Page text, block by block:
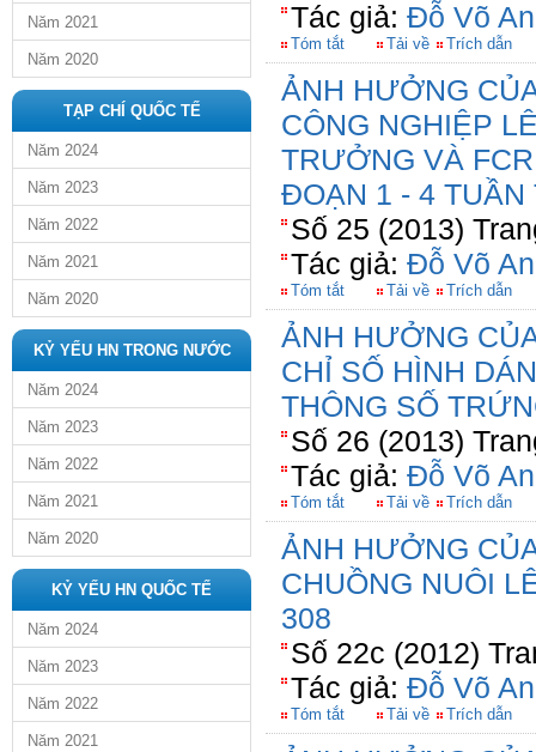
Năm 2021
Năm 2020
TẠP CHÍ QUỐC TẾ
Năm 2024
Năm 2023
Năm 2022
Năm 2021
Năm 2020
KỶ YẾU HN TRONG NƯỚC
Năm 2024
Năm 2023
Năm 2022
Năm 2021
Năm 2020
KỶ YẾU HN QUỐC TẾ
Năm 2024
Năm 2023
Năm 2022
Năm 2021
Tác giả: Đỗ Võ
Tóm tắt Tải về Trích dẫn
ẢNH HƯỞNG
CÔNG NGHIỆP
TRƯỞNG VÀ
ĐOẠN 1 - 4 TUẦN
Số 25 (2013)
Tác giả: Đỗ Võ
Tóm tắt Tải về Trích dẫn
ẢNH HƯỞNG
CHỈ SỐ HÌNH
THÔNG SỐ
Số 26 (2013)
Tác giả: Đỗ Võ
Tóm tắt Tải về Trích dẫn
ẢNH HƯỞNG
CHUỒNG NUÔI
308
Số 22c (2012)
Tác giả: Đỗ Võ
Tóm tắt Tải về Trích dẫn